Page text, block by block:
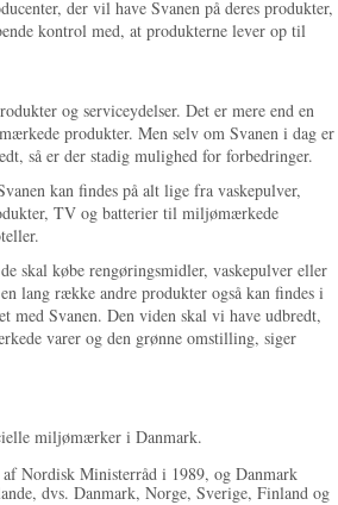
der vil have Svanen på deres produkter,
kontrol med, at produkterne lever op til
og serviceydelser. Det er mere end en
produkter. Men selv om Svanen i dag er
så er der stadig mulighed for forbedringer.
kan findes på alt lige fra vaskepulver,
TV og batterier til miljømærkede
skal købe rengøringsmidler, vaskepulver eller
lang række andre produkter også kan findes i
med Svanen. Den viden skal vi have udbredt,
varer og den grønne omstilling, siger
miljømærker i Danmark.
Nordisk Ministerråd i 1989, og Danmark
dvs. Danmark, Norge, Sverige, Finland og